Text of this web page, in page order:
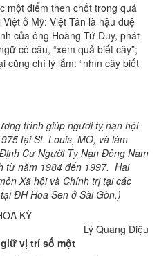
một điểm then chốt trong quá
ở Mỹ: Việt Tân là hậu duệ
của ông Hoàng Tứ Duy, phát
có câu, “xem quả biết cây”;
cũng chí lý lắm: “nhìn cây biết
trình giúp người tỵ nạn hội
tại St. Louis, MO, và làm
Cư Người Tỵ Nạn Đông Nam
từ năm 1984 đến 1997. Hai
Xã hội và Chính trị tại các
ĐH Hoa Sen ở Sài Gòn.)
KỲ
Lý Quang Diệu
vị trí số một